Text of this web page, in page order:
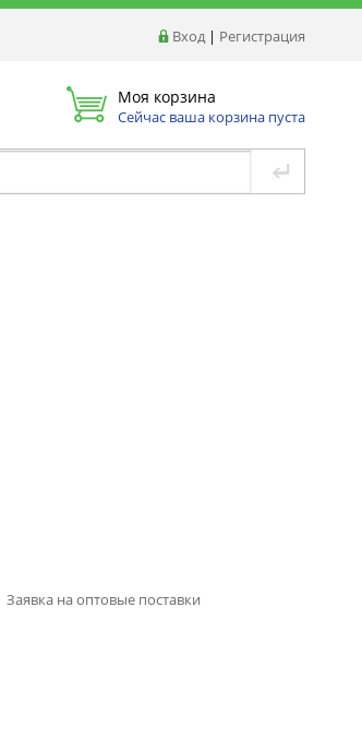
Вход | Регистрация
Моя корзина
Сейчас ваша корзина пуста
Заявка на оптовые поставки